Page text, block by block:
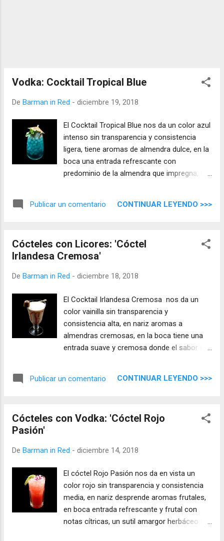
Vodka: Cocktail Tropical Blue
De Barman in Red - diciembre 19, 2018
El Cocktail Tropical Blue nos da un color azul
intenso sin transparencia y consistencia
ligera, tiene aromas de almendra dulce, en la
boca una entrada refrescante con
predominio de la almendra que impregna, se
Publicar un comentario CONTINUAR LEYENDO >>>
Cócteles con Licores: 'Cóctel
Irlandesa Cremosa'
De Barman in Red - diciembre 18, 2018
El Cocktail Irlandesa Cremosa nos da un
color vainilla sin transparencia y
consistencia alta, en nariz aromas a
almendras cremosas, en la boca tiene una
entrada suave y cremosa donde el sabor de
cremoso que se mantiene.
Publicar un comentario CONTINUAR LEYENDO >>>
Cócteles con Vodka: 'Cóctel Rojo
Pasión'
De Barman in Red - diciembre 14, 2018
El cóctel Rojo Pasión nos da en vista un
color rojo sin transparencia y consistencia
media, en nariz desprende aromas frutales,
en boca entrada refrescante y frutal con
notas cítricas, un sutil amargor herbáceo da